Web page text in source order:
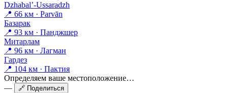
Dzhabal’-Ussaradzh
📍 66 км · Parvān
Базарак
📍 93 км · Панджшер
Митарлам
📍 96 км · Лагман
Гардез
📍 104 км · Пактия
Определяем ваше местоположение…
—
🔗 Поделиться